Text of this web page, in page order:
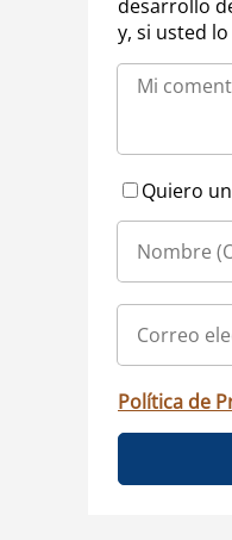
desarrollo
y, si usted
Quiero
Política de